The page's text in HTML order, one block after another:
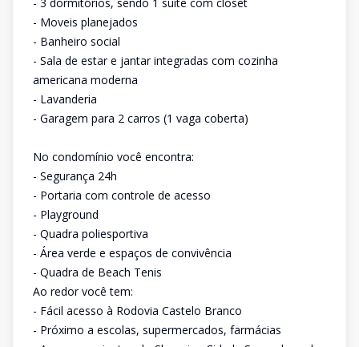
- Moveis planejados
- Banheiro social
- Sala de estar e jantar integradas com cozinha
americana moderna
- Lavanderia
- Garagem para 2 carros (1 vaga coberta)
No condomínio você encontra:
- Segurança 24h
- Portaria com controle de acesso
- Playground
- Quadra poliesportiva
- Área verde e espaços de convivência
- Quadra de Beach Tenis
Ao redor você tem:
- Fácil acesso à Rodovia Castelo Branco
- Próximo a escolas, supermercados, farmácias